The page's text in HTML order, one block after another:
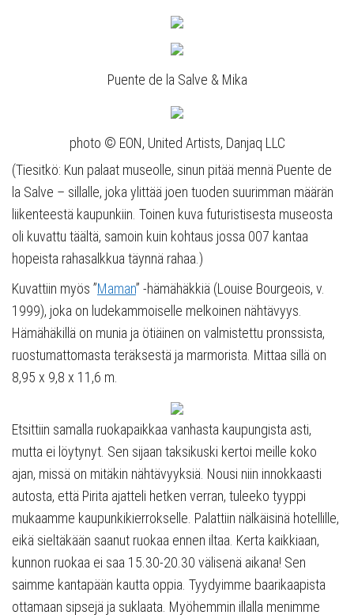
Puente de la Salve & Mika
photo © EON, United Artists, Danjaq LLC
(Tiesitkö: Kun palaat museolle, sinun pitää mennä Puente de
la Salve – sillalle, joka ylittää joen tuoden suurimman määrän
liikenteestä kaupunkiin. Toinen kuva futuristisesta museosta
oli kuvattu täältä, samoin kuin kohtaus jossa 007 kantaa
hopeista rahasalkkua täynnä rahaa.)
Kuvattiin myös ”Maman” -hämähäkkiä (Louise Bourgeois, v.
1999), joka on ludekammoiselle melkoinen nähtävyys.
Hämähäkillä on munia ja ötiäinen on valmistettu pronssista,
ruostumattomasta teräksestä ja marmorista. Mittaa sillä on
8,95 x 9,8 x 11,6 m.
Etsittiin samalla ruokapaikkaa vanhasta kaupungista asti,
mutta ei löytynyt. Sen sijaan taksikuski kertoi meille koko
ajan, missä on mitäkin nähtävyyksiä. Nousi niin innokkaasti
autosta, että Pirita ajatteli hetken verran, tuleeko tyyppi
mukaamme kaupunkikierrokselle. Palattiin nälkäisinä hotellille,
eikä sieltäkään saanut ruokaa ennen iltaa. Kerta kaikkiaan,
kunnon ruokaa ei saa 15.30-20.30 välisenä aikana! Sen
saimme kantapään kautta oppia. Tyydyimme baarikaapista
ottamaan sipsejä ja suklaata. Myöhemmin illalla menimme